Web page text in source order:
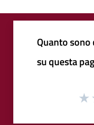
Quanto
su questa